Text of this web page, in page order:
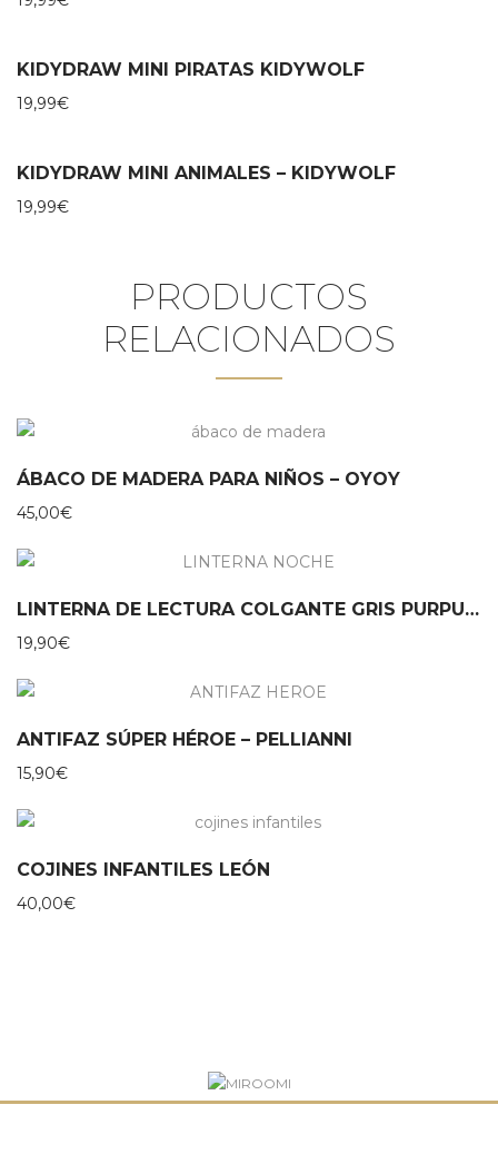
KIDYDRAW MINI PIRATAS KIDYWOLF
19,99€
KIDYDRAW MINI ANIMALES – KIDYWOLF
19,99€
PRODUCTOS
RELACIONADOS
ÁBACO DE MADERA PARA NIÑOS – OYOY
45,00€
LINTERNA DE LECTURA COLGANTE GRIS PURPURINA MOSES
19,90€
ANTIFAZ SÚPER HÉROE – PELLIANNI
15,90€
COJINES INFANTILES LEÓN
40,00€